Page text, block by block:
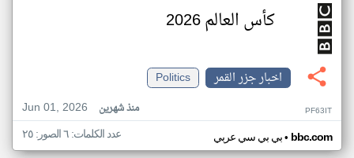
كأس العالم 2026
اخبار جزر القمر
Politics
Jun 01, 2026
منذ شهرين PF63IT
بي بي سي عربي• bbc.com عدد الكلمات: ٦ الصور: ٢٥